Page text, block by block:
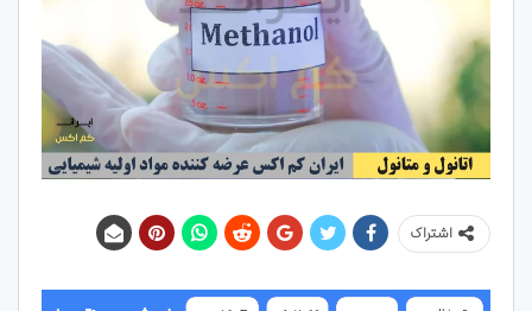
اشتراک